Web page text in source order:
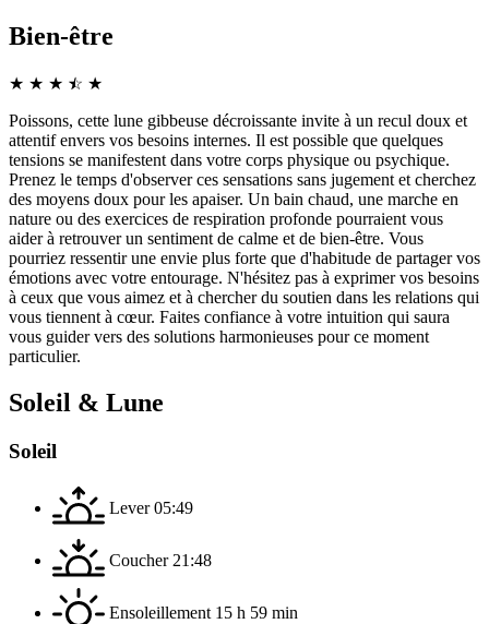
Bien-être
★ ★ ★ ☆
★ ★
Poissons, cette lune gibbeuse décroissante invite à un recul doux et
attentif envers vos besoins internes. Il est possible que quelques
tensions se manifestent dans votre corps physique ou psychique.
Prenez le temps d'observer ces sensations sans jugement et cherchez
des moyens doux pour les apaiser. Un bain chaud, une marche en
nature ou des exercices de respiration profonde pourraient vous
aider à retrouver un sentiment de calme et de bien-être. Vous
pourriez ressentir une envie plus forte que d'habitude de partager vos
émotions avec votre entourage. N'hésitez pas à exprimer vos besoins
à ceux que vous aimez et à chercher du soutien dans les relations qui
vous tiennent à cœur. Faites confiance à votre intuition qui saura
vous guider vers des solutions harmonieuses pour ce moment
particulier.
Soleil & Lune
Soleil
Lever 05:49
Coucher 21:48
Ensoleillement 15 h 59 min